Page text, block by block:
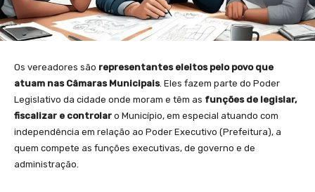
Os vereadores são representantes eleitos pelopovo que
atuam nas Câmaras Municipais. Eles fazem parte do Poder
Legislativo da cidade onde moram e têm as funções de legislar,
fiscalizar e controlar o Município, em especial atuando com
independência em relação ao Poder Executivo (Prefeitura), a
quem compete as funções executivas, de governo e de
administração.